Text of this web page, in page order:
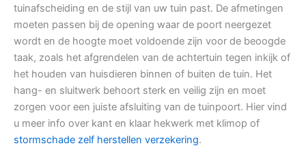
tuinafscheiding en de stijl van uw tuin past. De afmetingen
moeten passen bij de opening waar de poort neergezet
wordt en de hoogte moet voldoende zijn voor de beoogde
taak, zoals het afgrendelen van de achtertuin tegen inkijk of
het houden van huisdieren binnen of buiten de tuin. Het
hang- en sluitwerk behoort sterk en veilig zijn en moet
zorgen voor een juiste afsluiting van de tuinpoort. Hier vind
u meer info over kant en klaar hekwerk met klimop of
stormschade zelf herstellen verzekering.